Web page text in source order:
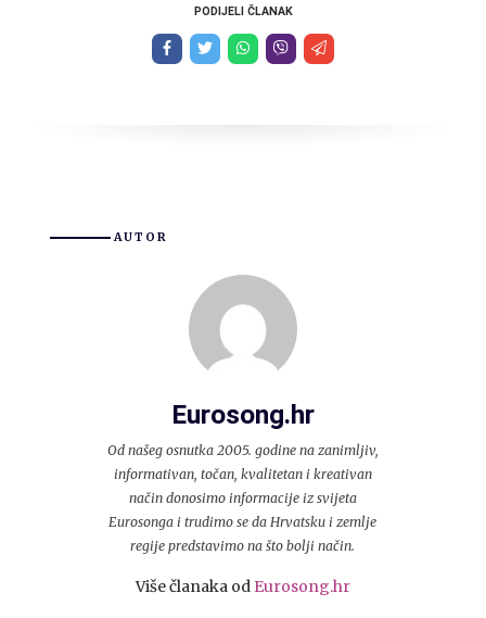
PODIJELI ČLANAK
AUTOR
Eurosong.hr
Od našeg osnutka 2005. godine na zanimljiv,
informativan, točan, kvalitetan i kreativan
način donosimo informacije iz svijeta
Eurosonga i trudimo se da Hrvatsku i zemlje
regije predstavimo na što bolji način.
Više članaka od Eurosong.hr